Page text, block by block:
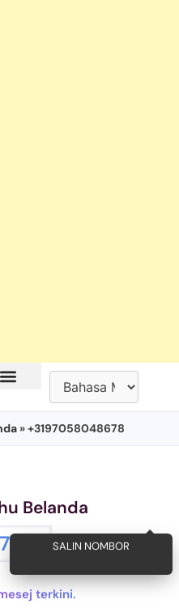
» +3197058048678
Belanda
SALIN NOMBOR
terkini.